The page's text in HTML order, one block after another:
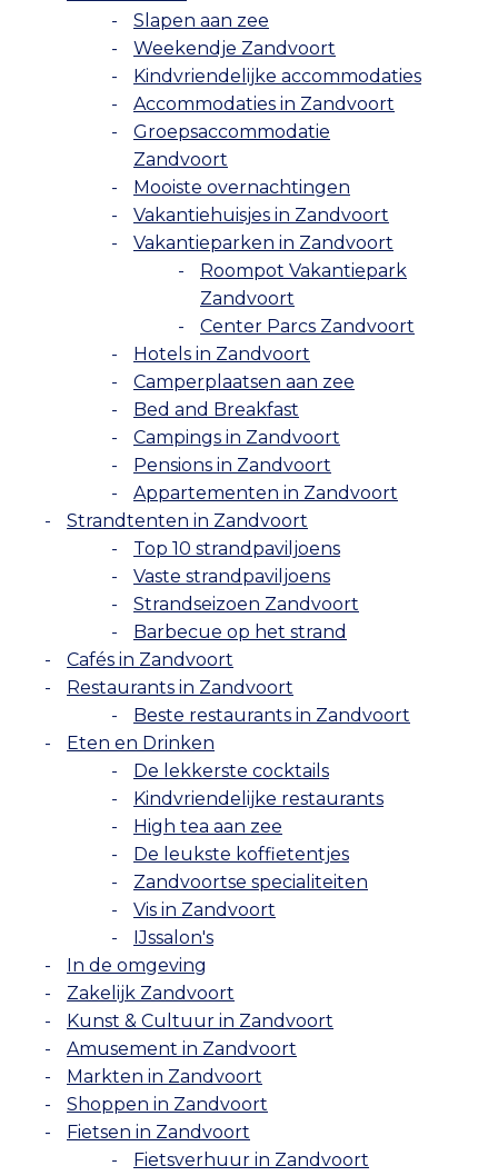
Slapen aan zee
Weekendje Zandvoort
Kindvriendelijke accommodaties
Accommodaties in Zandvoort
Groepsaccommodatie
Zandvoort
Mooiste overnachtingen
Vakantiehuisjes in Zandvoort
Vakantieparken in Zandvoort
Roompot Vakantiepark
Zandvoort
Center Parcs Zandvoort
Hotels in Zandvoort
Camperplaatsen aan zee
Bed and Breakfast
Campings in Zandvoort
Pensions in Zandvoort
Appartementen in Zandvoort
Strandtenten in Zandvoort
Top 10 strandpaviljoens
Vaste strandpaviljoens
Strandseizoen Zandvoort
Barbecue op het strand
Cafés in Zandvoort
Restaurants in Zandvoort
Beste restaurants in Zandvoort
Eten en Drinken
De lekkerste cocktails
Kindvriendelijke restaurants
High tea aan zee
De leukste koffietentjes
Zandvoortse specialiteiten
Vis in Zandvoort
IJssalon's
In de omgeving
Zakelijk Zandvoort
Kunst & Cultuur in Zandvoort
Amusement in Zandvoort
Markten in Zandvoort
Shoppen in Zandvoort
Fietsen in Zandvoort
Fietsverhuur in Zandvoort